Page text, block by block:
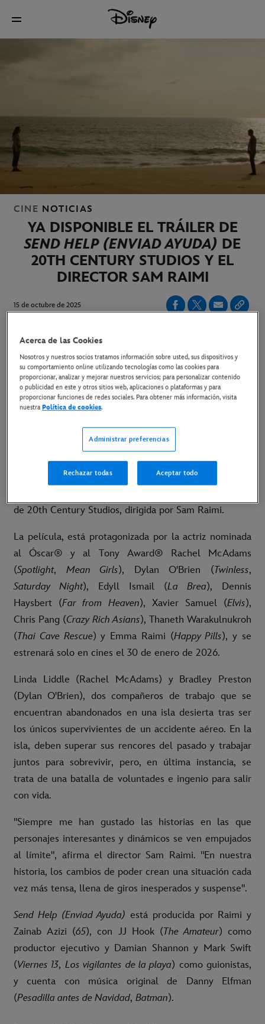
CINE NOTICIAS
YA DISPONIBLE EL TRÁILER DE
SEND HELP (ENVIAD AYUDA) DE
20TH CENTURY STUDIOS Y EL
DIRECTOR SAM RAIMI
15 de octubre de 2025
El thriller psicológico de humor negro, protagonizado
por Rachel McAdams y Dylan O'Brien se estrena solo
en cines el 30 de enero.
LINK AL TRÁILER
LINK AL MATERIAL DISPONIBLE
Madrid, 14 de octubre de 2025- Ya disponible el
Send Help (Enviad Ayuda), la próxima película
de 20th Century Studios, dirigida por Sam Raimi.
La película, está protagonizada por la actriz nominada
al Óscar® y al Tony Award® Rachel McAdams
(Spotlight, Mean Girls), Dylan O'Brien (Twinless,
Saturday Night), Edyll Ismail (La Brea), Dennis
Haysbert (Far from Heaven), Xavier Samuel (Elvis),
Chris Pang (Crazy Rich Asians), Thaneth Warakulnukroh
(Thai Cave Rescue) y Emma Raimi (Happy Pills), y se
estrenará solo en cines el 30 de enero de 2026.
Linda Liddle (Rachel McAdams) y Bradley Preston
(Dylan O'Brien), dos compañeros de trabajo que se
encuentran abandonados en una isla desierta tras ser
los únicos supervivientes de un accidente aéreo. En la
isla, deben superar sus rencores del pasado y trabajar
juntos para sobrevivir, pero, en última instancia, se
trata de una batalla de voluntades e ingenio para salir
con vida.
"Siempre me han gustado las historias en las que
personajes interesantes y dinámicos se ven empujados
al límite", afirma el director Sam Raimi. "En nuestra
historia, los cambios de poder crean una situación cada
vez más tensa, llena de giros inesperados y suspense".
Send Help (Enviad Ayuda) está producida por Raimi y
Zainab Azizi (65), con JJ Hook (The Amateur) como
productor ejecutivo y Damian Shannon y Mark Swift
(Viernes 13, Los vigilantes de la playa) como guionistas,
y cuenta con música original de Danny Elfman
(Pesadilla antes de Navidad, Batman).
Acerca de las Cookies
Nosotros y nuestros socios tratamos información sobre usted, sus dispositivos y
su comportamiento online utilizando tecnologías como las cookies para
proporcionar, analizar y mejorar nuestros servicios; para personalizar contenido
o publicidad en este y otros sitios web, aplicaciones o plataformas y para
proporcionar funciones de redes sociales. Para obtener más información, visita
nuestraPolítica de cookies.
Administrar preferencias
Rechazar todas Aceptar todo